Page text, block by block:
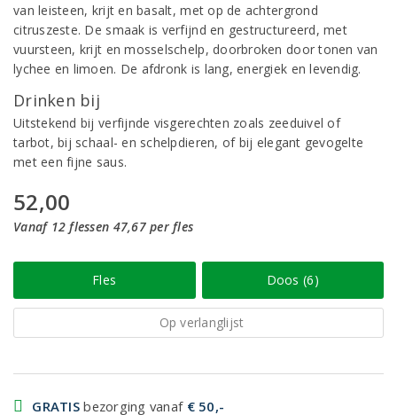
van leisteen, krijt en basalt, met op de achtergrond
citruszeste. De smaak is verfijnd en gestructureerd, met
vuursteen, krijt en mosselschelp, doorbroken door tonen van
lychee en limoen. De afdronk is lang, energiek en levendig.
Drinken bij
Uitstekend bij verfijnde visgerechten zoals zeeduivel of
tarbot, bij schaal- en schelpdieren, of bij elegant gevogelte
met een fijne saus.
52,00
Vanaf 12 flessen 47,67 per fles
Fles Doos (6)
Op verlanglijst
GRATIS bezorging vanaf € 50,-